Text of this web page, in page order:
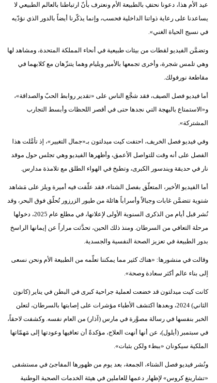
عيد الأم هذا، دعونا نحتفِ بالطبيعة الأم ونعترف بأنّ ارتباطنا بالعالم الطبيعي لا
يساعدنا على رعاية ذواتنا الداخلية فحسب، وإنما يذكّرنا أيضاً بالدور الذي نؤدّيه
في نسيج الحياة الغني».
وتضمَّن الفيديو لقطات من بيئات طبيعية في أنحاء المملكة المتحدة، ومشاهد لها
وهي تلمس شجرة، وأخرى تجمعها بالأمير ويليام وهما يتنزّهان مع كلابهما في
مقاطعة نورفولك.
أما فيديو فصل الصيف، فقد شجَّع الناس على «تقدير روابط الحبّ والصداقة»،
و«الاستمتاع بالبهجة التي نجدها حتى في أقصر اللحظات وأبسط التجارب
المشتركة».
وفي فيديو فصل الخريف، احتفت كيت ميدلتون بـ«جمال التغيير»، إذ تأمَّلت هذا
الفصل على أنه وقت للتواصل الأعمق، وأظهرها الفيديو وهي تجلس حول موقد
نار في حديقة ويندسور الكبرى، وتطبخ في الهواء الطلق مع تلامذة مدارس.
أما الفيديو الأخير، المتعلّق بفصل الشتاء، فقد علّقت فيه أميرة ويلز على مَشاهد
شتوية تتضمَّن غابات وجبالاً وأسراباً هائلة من طيور الزرزور تُحلّق فوق البحر، وقد
نُشر قبل أيام من الذكرى السنوية الأولى لإعلانها، في مطلع عام 2025، دخولها
مرحلة التعافي من السرطان. ومنذ ذلك الحين، تحدَّثت مراراً عن إيمانها الراسخ
بدور الطبيعة في تعزيز الصحة النفسية والجسدية.
وقالت في منشورها: «هناك كثير مما يمكننا تعلّمه من الطبيعة الأم ونحن نسعى
إلى بناء عالم أكثر سعادة وصحة».
كانت كيت ميدلتون قد خضعت لعملية جراحية كبرى في البطن في يناير (كانون
الثاني) 2024، وبعدها اكتشف الأطباء مؤشرات على إصابتها بالسرطان، لتعلن
الخبر بنفسها في رسالة مصوَّرة في مارس (آذار) من العام نفسه. وكشفت لاحقاً،
في سبتمبر (أيلول)، عن أنها أنهت العلاج، مؤكدةً أن تعافيها وعودتها إلى مَهمّاتها
الملكية سيكونان «ببطء ولكن بثبات».
ونُشر فيديو فصل الشتاء، الجمعة، بعد يوم من ظهورها المفاجئ في مستشفى
«تشارينغ كروس» لإظهار دعمها للعاملين في هيئة الخدمات الصحية الوطنية